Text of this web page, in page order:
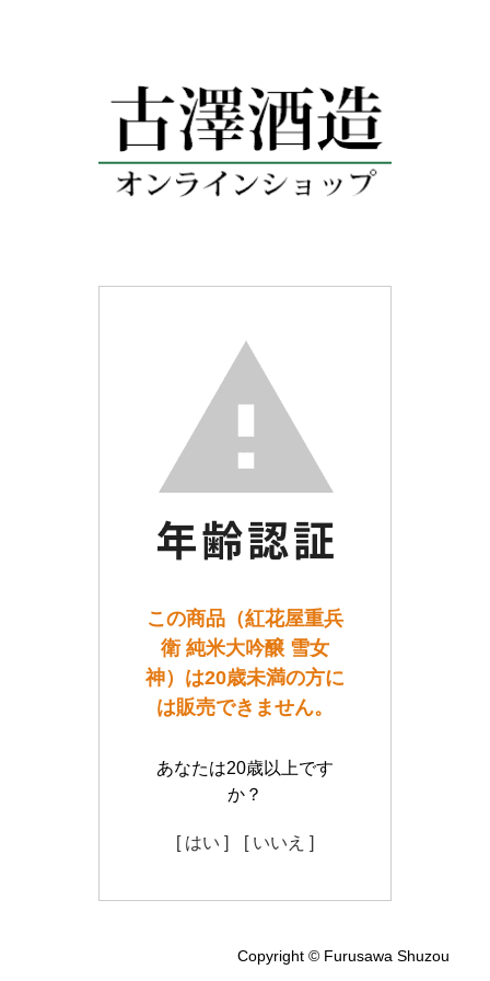
この商品（紅花屋重兵
衛 純米大吟醸 雪女
神）は20歳未満の方に
は販売できません。
あなたは20歳以上です
か？
[ はい ] [ いいえ ]
Copyright © Furusawa Shuzou